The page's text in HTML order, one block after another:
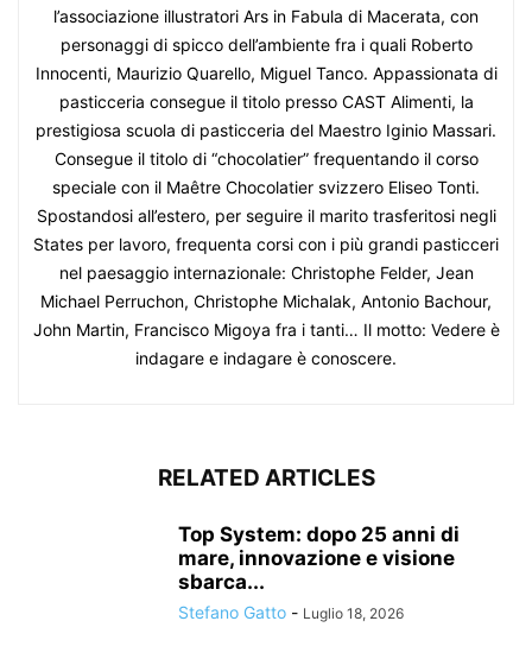
l’associazione illustratori Ars in Fabula di Macerata, con
personaggi di spicco dell’ambiente fra i quali Roberto
Innocenti, Maurizio Quarello, Miguel Tanco. Appassionata di
pasticceria consegue il titolo presso CAST Alimenti, la
prestigiosa scuola di pasticceria del Maestro Iginio Massari.
Consegue il titolo di “chocolatier” frequentando il corso
speciale con il Maêtre Chocolatier svizzero Eliseo Tonti.
Spostandosi all’estero, per seguire il marito trasferitosi negli
States per lavoro, frequenta corsi con i più grandi pasticceri
nel paesaggio internazionale: Christophe Felder, Jean
Michael Perruchon, Christophe Michalak, Antonio Bachour,
John Martin, Francisco Migoya fra i tanti… Il motto: Vedere è
indagare e indagare è conoscere.
RELATED ARTICLES
Top System: dopo 25 anni di
mare, innovazione e visione
sbarca...
Stefano Gatto - Luglio 18, 2026